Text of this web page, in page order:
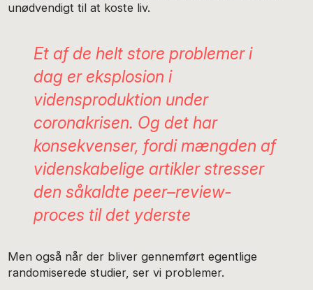
unødvendigt til at koste liv.
Et af de helt store problemer i
dag er eksplosion i
vidensproduktion under
coronakrisen. Og det har
konsekvenser, fordi mængden af
videnskabelige artikler stresser
den såkaldte peer–review-
proces til det yderste
Men også når der bliver gennemført egentlige
randomiserede studier, ser vi problemer.